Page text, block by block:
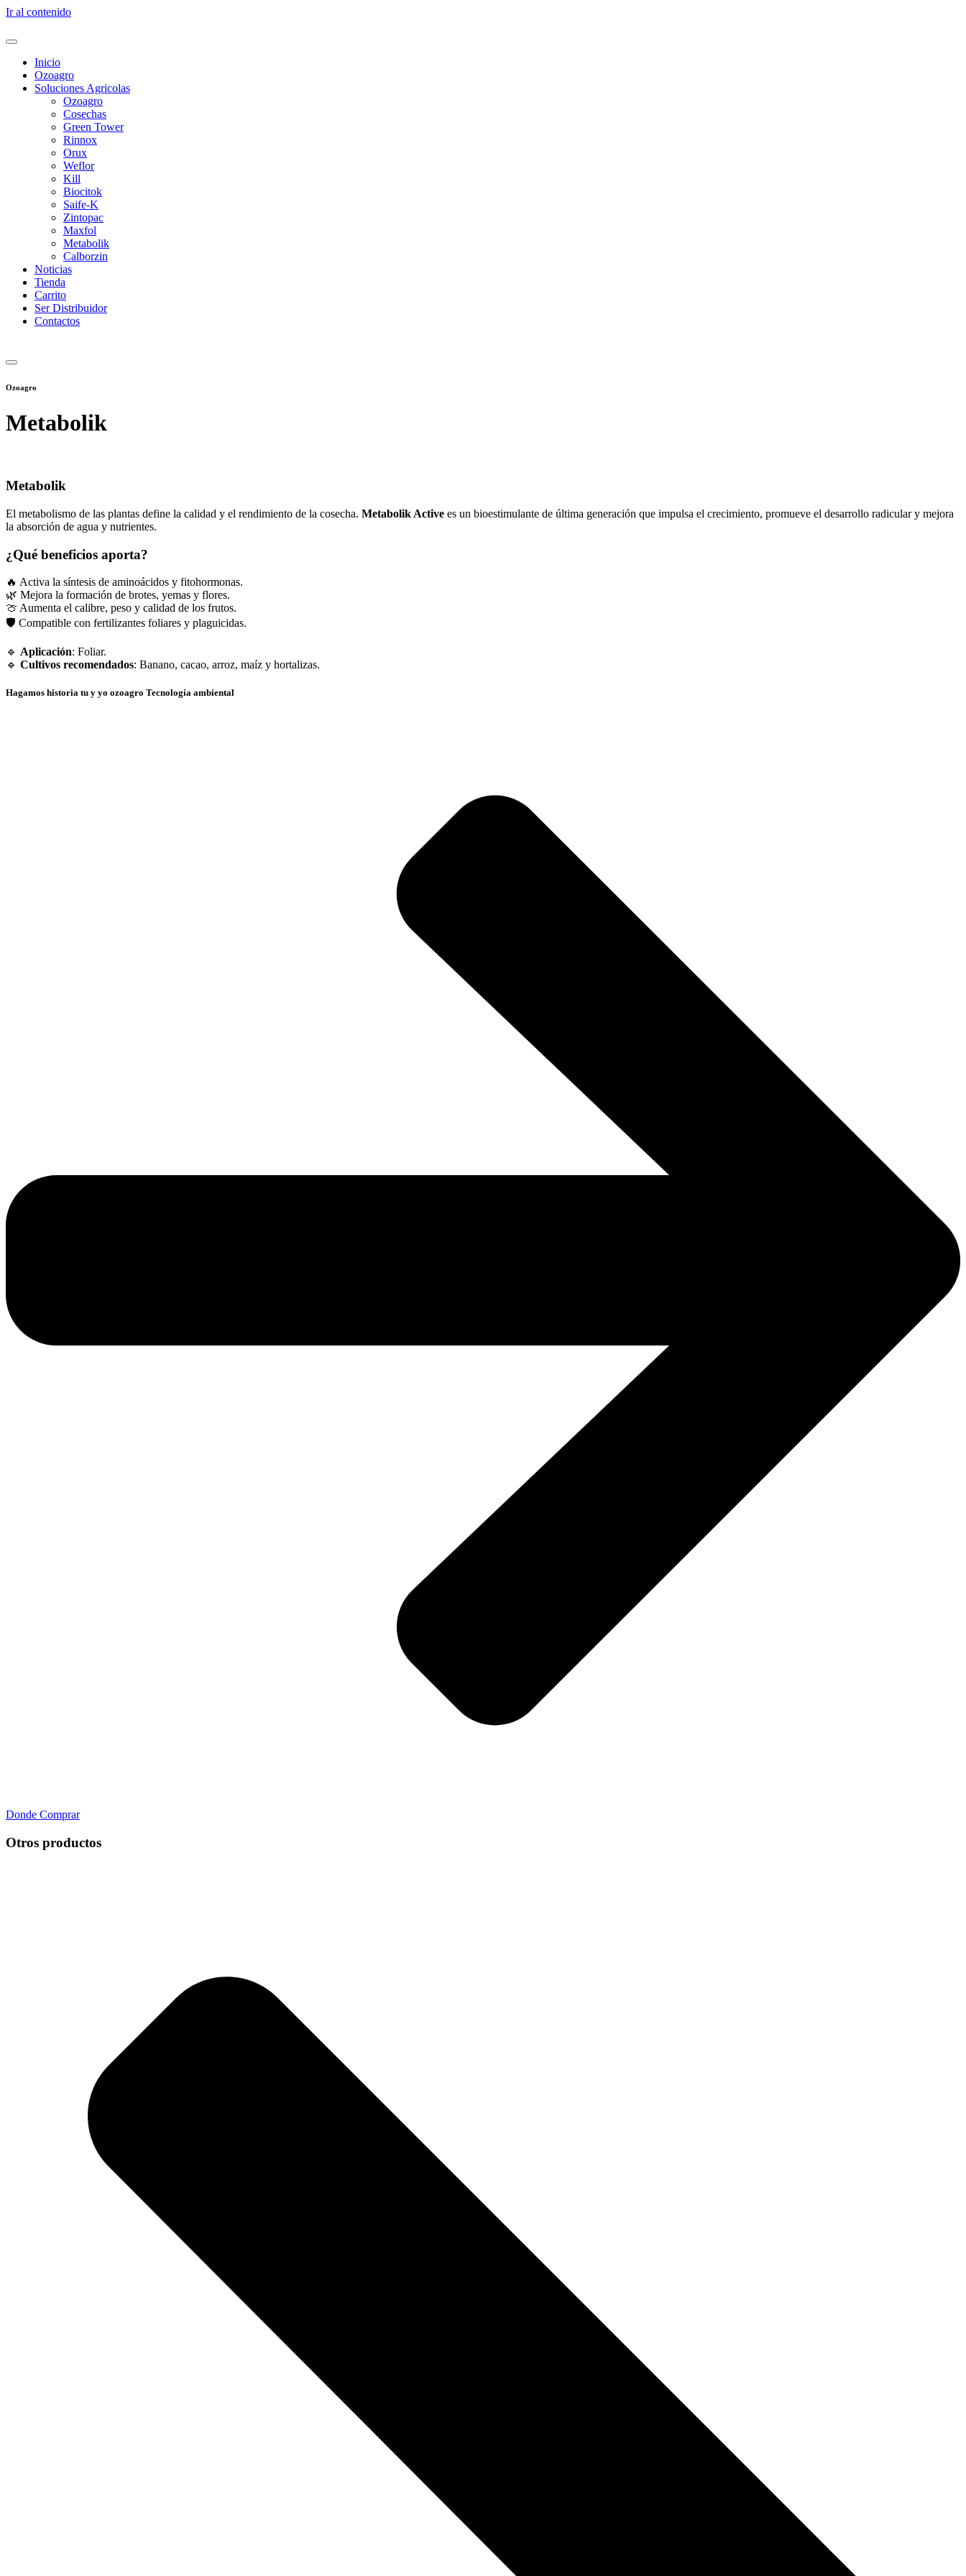
Ir al contenido
Inicio
Ozoagro
Soluciones Agricolas
Ozoagro
Cosechas
Green Tower
Rinnox
Orux
Weflor
Kill
Biocitok
Saife-K
Zintopac
Maxfol
Metabolik
Calborzin
Noticias
Tienda
Carrito
Ser Distribuidor
Contactos
Ozoagro
Metabolik
Metabolik
El metabolismo de las plantas define la calidad y el rendimiento de la cosecha. Metabolik Active es un bioestimulante de última generación que impulsa el crecimiento, promueve el desarrollo radicular y mejora
la absorción de agua y nutrientes.
¿Qué beneficios aporta?
🔥 Activa la síntesis de aminoácidos y fitohormonas.
🌿 Mejora la formación de brotes, yemas y flores.
🍈 Aumenta el calibre, peso y calidad de los frutos.
🛡 Compatible con fertilizantes foliares y plaguicidas.
🔹 Aplicación: Foliar.
🔹 Cultivos recomendados: Banano, cacao, arroz, maíz y hortalizas​.
Hagamos historia tu y yo ozoagro Tecnología ambiental
Donde Comprar
Otros productos